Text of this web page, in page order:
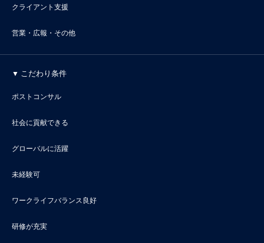
クライアント支援
営業・広報・その他
こだわり条件
ポストコンサル
社会に貢献できる
グローバルに活躍
未経験可
ワークライフバランス良好
研修が充実